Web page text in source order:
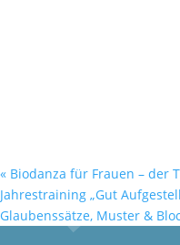
« Biodanza für Frauen – der
Jahrestraining „Gut
Glaubenssätze, Muster &